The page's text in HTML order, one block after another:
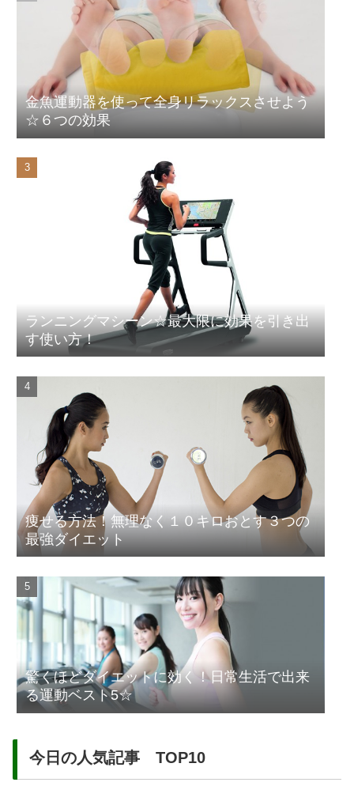
金魚運動器を使って全身リラックスさせよう
☆６つの効果
ランニングマシーン☆最大限に効果を引き出
す使い方！
痩せる方法！無理なく１０キロおとす３つの
最強ダイエット
驚くほどダイエットに効く！日常生活で出来
る運動ベスト5☆
今日の人気記事 TOP10